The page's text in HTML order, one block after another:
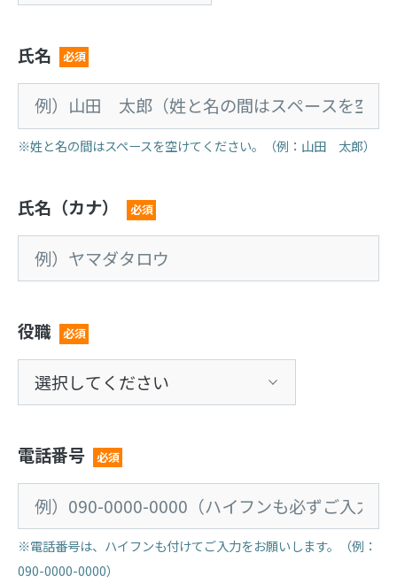
氏名 必須
※姓と名の間はスペースを空けてください。（例：山田 太郎）
氏名（カナ） 必須
役職 必須
電話番号 必須
※電話番号は、ハイフンも付けてご入力をお願いします。（例：
090-0000-0000）